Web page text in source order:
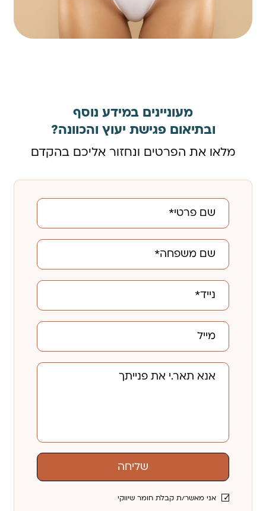
מעוניינים במידע נוסף
ובתיאום פגישת יעוץ והכוונה?
מלאו את הפרטים ונחזור אליכם בהקדם
שליחה
אני מאשר/ת קבלת חומר שיווקי